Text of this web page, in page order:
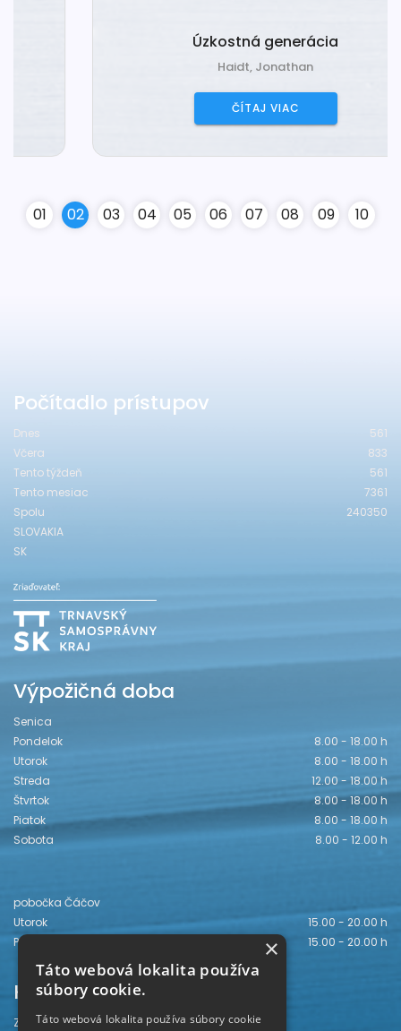
Úzkostná generácia
Haidt, Jonathan
ČÍTAJ VIAC
01 02 03 04 05 06 07 08 09 10
Počítadlo prístupov
Dnes
561
Včera
833
Tento týždeň
561
Tento mesiac
7361
Spolu
240350
SLOVAKIA
SK
Výpožičná doba
Senica
Pondelok
8.00 - 18.00 h
Utorok
8.00 - 18.00 h
Streda
12.00 - 18.00 h
Štvrtok
8.00 - 18.00 h
Piatok
8.00 - 18.00 h
Sobota
8.00 - 12.00 h
pobočka Čáčov
Utorok
15.00 - 20.00 h
Piatok
15.00 - 20.00 h
Kontakt
Záhorská knižnica
×
Táto webová lokalita používa
súbory cookie.
Táto webová lokalita používa súbory cookie